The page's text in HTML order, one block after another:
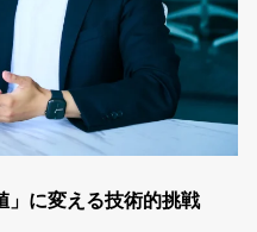
」に変える技術的挑戦